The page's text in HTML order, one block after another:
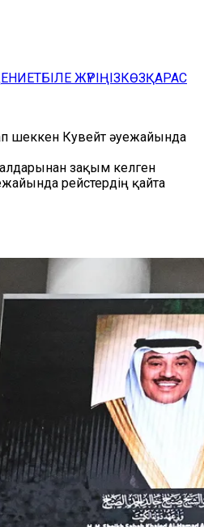
БІЛЕ ЖҮРІҢІЗКӨЗҚАРАС
шеккен Кувейт әуежайында
зақым келген
рейстердің қайта